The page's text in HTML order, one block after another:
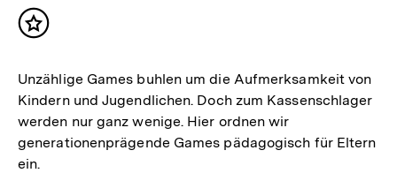
Inhalt
Unzählige Games buhlen um die Aufmerksamkeit von
Kindern und Jugendlichen. Doch zum Kassenschlager
werden nur ganz wenige. Hier ordnen wir
generationenprägende Games pädagogisch für Eltern
ein.